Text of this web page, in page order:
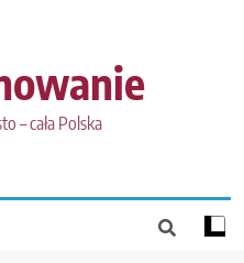
– cała Polska